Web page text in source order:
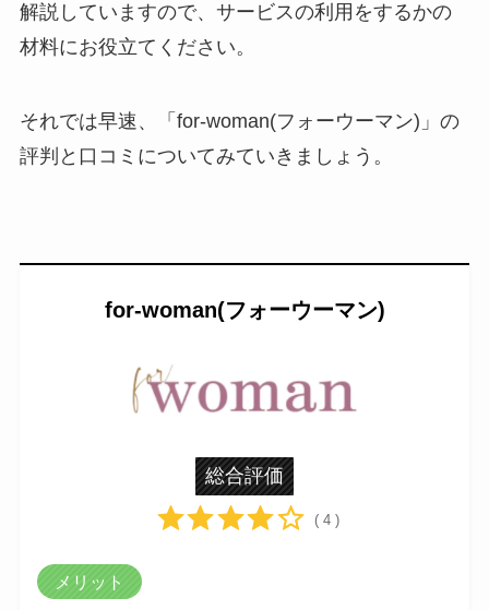
解説していますので、サービスの利用をするかの
材料にお役立てください。
それでは早速、「for-woman(フォーウーマン)」の
評判と口コミについてみていきましょう。
for-woman(フォーウーマン)
総合評価
( 4 )
メリット